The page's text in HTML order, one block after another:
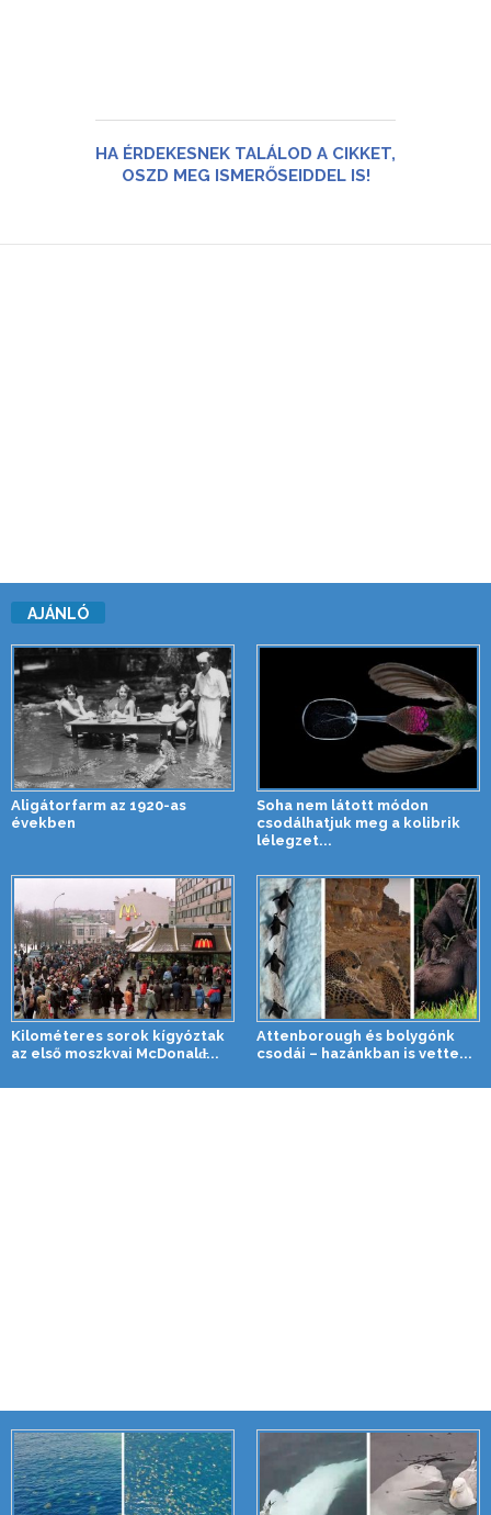
HA ÉRDEKESNEK TALÁLOD A CIKKET,
OSZD MEG ISMERŐSEIDDEL IS!
AJÁNLÓ
Aligátorfarm az 1920-as
években
Soha nem látott módon
csodálhatjuk meg a kolibrik
lélegzet...
Kilométeres sorok kígyóztak
az első moszkvai McDonald̵...
Attenborough és bolygónk
csodái – hazánkban is vette...